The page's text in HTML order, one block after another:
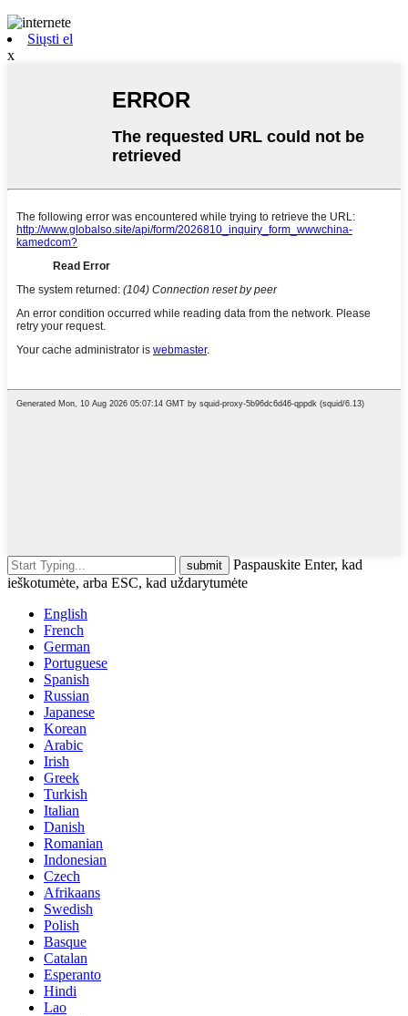
Siųsti el
x
Paspauskite Enter, kad
ieškotumėte, arba ESC, kad uždarytumėte
English
French
German
Portuguese
Spanish
Russian
Japanese
Korean
Arabic
Irish
Greek
Turkish
Italian
Danish
Romanian
Indonesian
Czech
Afrikaans
Swedish
Polish
Basque
Catalan
Esperanto
Hindi
Lao